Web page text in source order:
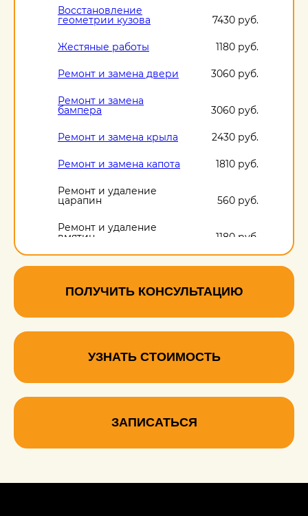
Восстановление
геометрии кузова 7430 руб.
Жестяные работы 1180 руб.
Ремонт и замена двери 3060 руб.
Ремонт и замена
бампера 3060 руб.
Ремонт и замена крыла 2430 руб.
Ремонт и замена капота 1810 руб.
Ремонт и удаление
царапин 560 руб.
Ремонт и удаление
вмятин 1180 руб.
Ремонт и удаление
ПОЛУЧИТЬ КОНСУЛЬТАЦИЮ
УЗНАТЬ СТОИМОСТЬ
ЗАПИСАТЬСЯ